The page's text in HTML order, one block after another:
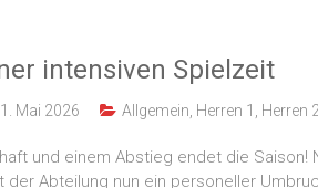
intensiven Spielzeit
Mai 2026 Allgemein Herren 1 Herren 2
und einem Abstieg endet die Saison!
der Abteilung nun ein personeller